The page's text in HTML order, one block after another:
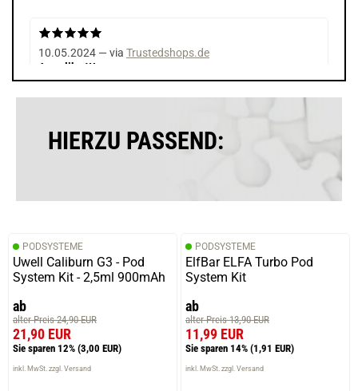
10.05.2024 — via Trustedshops.de
Angelika W.
Dennis B.
Sehr leckere Wassermelone
18.08.2020 — via
Trustedshops.de
einem Kunden
verifizierter Onlinekauf.
HIERZU PASSEND:
PODSYSTEME
Uwell Caliburn G3 - Pod
System Kit - 2,5ml 900mAh
ab
alter Preis 24,90 EUR
21,90 EUR
Sie sparen 12% (3,00 EUR)
inkl. MwSt. zzgl. Versand
PODSYSTEME
ElfBar ELFA Turbo Pod
System Kit
ab
alter Preis 13,90 EUR
11,99 EUR
Sie sparen 14% (1,91 EUR)
inkl. MwSt. zzgl. Versand